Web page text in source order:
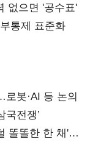
없으면 '공수표'
통제 표준화
봇·AI 등 논의
전쟁’
똘똘한 한 채'